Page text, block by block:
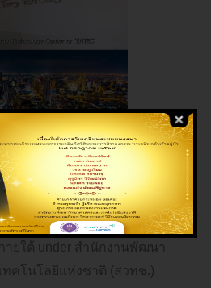
งชาติ was formally established
ขึ้นอย่างเป็นทางการตามมติคณะ
ยน 2563 และเป็นศูนย์เทคโนโลยี
ายใต้ under สำนักงานพัฒนา
ทคโนโลยีแห่งชาติ (สวทช.)